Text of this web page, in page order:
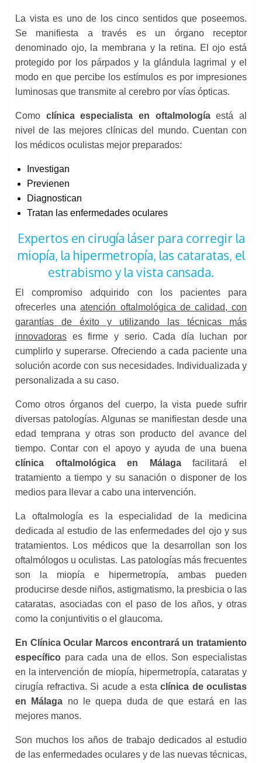
La vista es uno de los cinco sentidos que poseemos.
Se manifiesta a través es un órgano receptor
denominado ojo, la membrana y la retina. El ojo está
protegido por los párpados y la glándula lagrimal y el
modo en que percibe los estímulos es por impresiones
luminosas que transmite al cerebro por vías ópticas.
Como clínica especialista en oftalmologíaestá al
nivel de las mejores clínicas del mundo. Cuentan con
los médicos oculistas mejor preparados:
Investigan
Previenen
Diagnostican
Tratan las enfermedades oculares
Expertos en cirugía láser para corregir la
miopía, la hipermetropía, las cataratas, el
estrabismo y la vista cansada.
El compromiso adquirido con los pacientes para
ofrecerles unaatención oftalmológica de calidad, con
garantías de éxito y utilizando las técnicas más
innovadoras es firme y serio. Cada día luchan por
cumplirlo y superarse. Ofreciendo a cada paciente una
solución acorde con sus necesidades. Individualizada y
personalizada a su caso.
Como otros órganos del cuerpo, la vista puede sufrir
diversas patologías. Algunas se manifiestan desde una
edad temprana y otras son producto del avance del
tiempo. Contar con el apoyo y ayuda de una buena
clínica oftalmológica en Málagafacilitará el
tratamiento a tiempo y su sanación o disponer de los
medios para llevar a cabo una intervención.
La oftalmología es la especialidad de la medicina
dedicada al estudio de las enfermedades del ojo y sus
tratamientos. Los médicos que la desarrollan son los
oftalmólogos u oculistas. Las patologías más frecuentes
son la miopía e hipermetropía, ambas pueden
producirse desde niños, astigmatismo, la presbicia o las
cataratas, asociadas con el paso de los años, y otras
como la conjuntivitis o el glaucoma.
En Clínica Ocular Marcos encontrará un tratamiento
específico para cada una de ellos. Son especialistas
en la intervención de miopía, hipermetropía, cataratas y
cirugía refractiva. Si acude a esta clínica de oculistas
en Málaga no le quepa duda de que estará en las
mejores manos.
Son muchos los años de trabajo dedicados al estudio
de las enfermedades oculares y de las nuevas técnicas,